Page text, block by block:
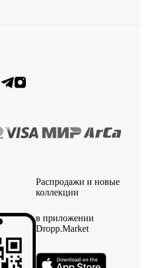
Распродажи и новые
коллекции
в приложении
Dropp.Market